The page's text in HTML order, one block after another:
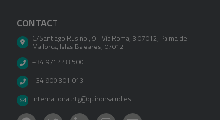
CONTACT
C/Santiago Rusiñol, 9 - Vía Roma, 3 07012, Palma de
Mallorca, Islas Baleares, 07012
+34 971 448 500
+34 900 301 013
international.rtg@quironsalud.es